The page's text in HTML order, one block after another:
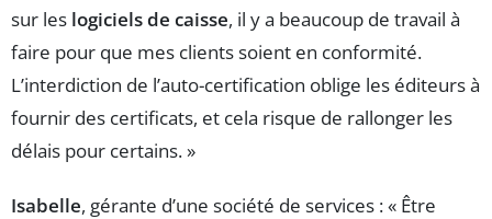
sur les logiciels de caisse, il y a beaucoup de travail à
faire pour que mes clients soient en conformité.
L’interdiction de l’auto-certification oblige les éditeurs à
fournir des certificats, et cela risque de rallonger les
délais pour certains. »
Isabelle, gérante d’une société de services : « Être